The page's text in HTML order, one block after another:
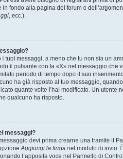
fondo alla pagina del forum o
, ecc.).
tuoi messaggi, a meno che tu non sia un
il pulsante con la «X» nel messaggio che
periodo di tempo dopo il suo
ha già risposto al tuo messaggio,
quante volte l’hai modificato. Un utente
qualcuno ha risposto.
messaggi?
devi prima crearne una tramite il
Aggiungi la firma nel modulo di invio.
l’apposita voce nel Pannello di